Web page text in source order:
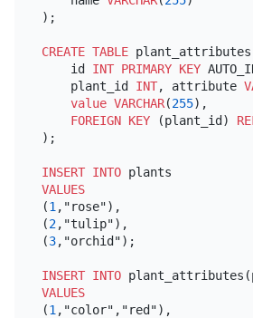
);
CREATE TABLE
    id
INT PRIMARY KEY
    plant_id
INT, attribute
value VARCHAR(255),
FOREIGN KEY (plant_id)
);
INSERT INTO
VALUES
(1 ,"rose"),
(2,"tulip"),
(3,"orchid");
INSERT INTO
VALUES
(1 ,"color","red"),